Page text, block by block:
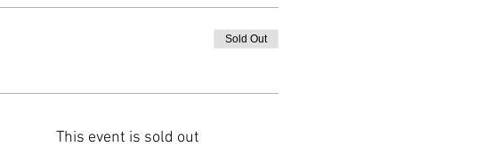
Sold Out
This event is sold out